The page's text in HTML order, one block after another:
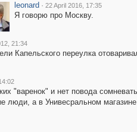
leonard · 22 April 2016, 17:35
Я говорю про Москву.
21:34
Капельского переулка
"варенок" и нет повода
люди, а в Унивесральном